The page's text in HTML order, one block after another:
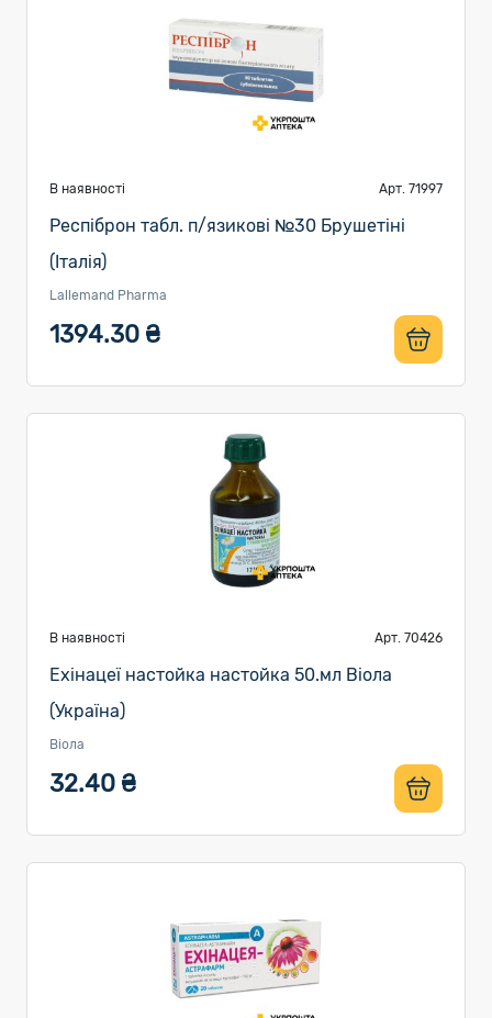
В наявності Арт. 71997
Респіброн табл. п/язикові №30 Брушетіні
(Італія)
Lallemand Pharma
1394.30 ₴
В наявності Арт. 70426
Ехінацеї настойка настойка 50.мл Віола
(Україна)
Віола
32.40 ₴